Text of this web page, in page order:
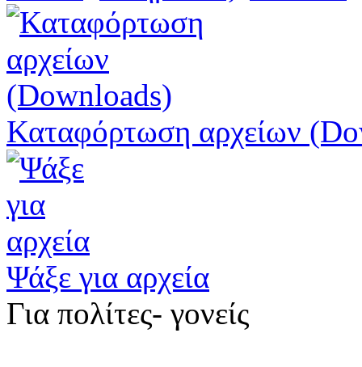
Καταφόρτωση αρχείων
Ψάξε για αρχεία
Για πολίτες- γονείς